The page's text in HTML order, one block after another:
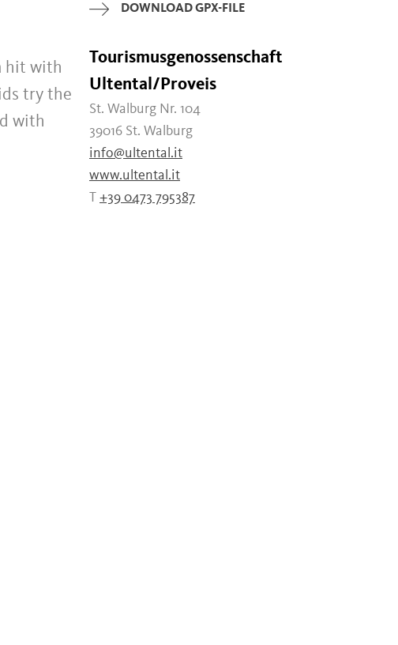
hit with
try the
with
DOWNLOAD GPX-FILE
Tourismusgenossenschaft
Ultental/Proveis
St. Walburg Nr. 104
39016 St. Walburg
info@ultental.it
www.ultental.it
T +39 0473 795387